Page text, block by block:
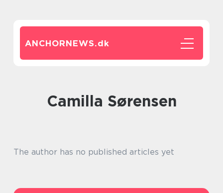
ANCHORNEWS.dk
Camilla Sørensen
The author has no published articles yet